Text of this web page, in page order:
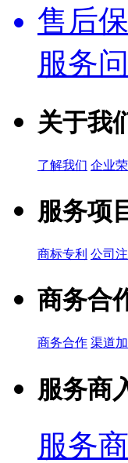
售后
服务
关于我
了解我们 企业
服务项
商标专利 公司
商务合
商务合作 渠道
服务商
服务